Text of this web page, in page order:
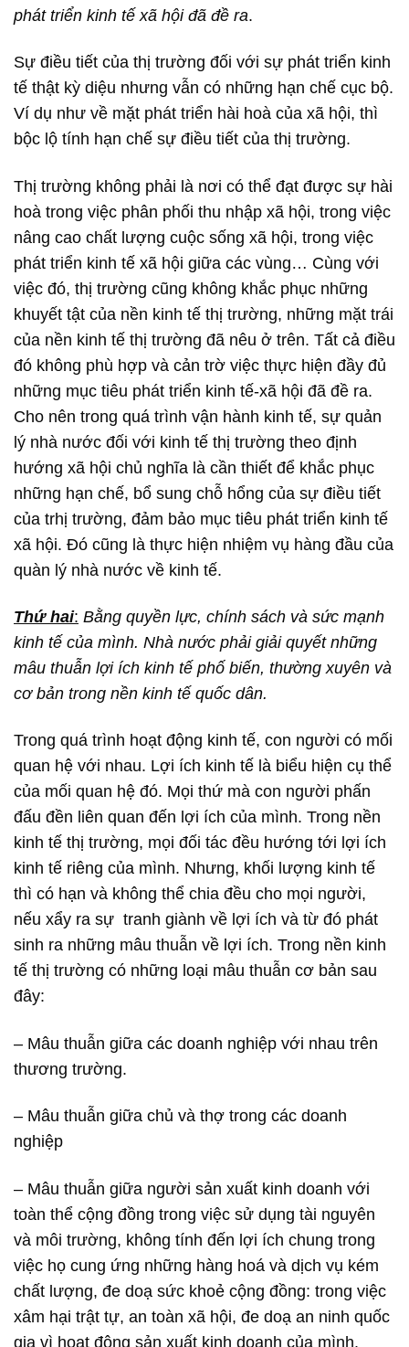
phát triển kinh tế xã hội đã đề ra.
Sự điều tiết của thị trường đối với sự phát triển kinh
tế thật kỳ diệu nhưng vẫn có những hạn chế cục bộ.
Ví dụ như về mặt phát triển hài hoà của xã hội, thì
bộc lộ tính hạn chế sự điều tiết của thị trường.
Thị trường không phải là nơi có thể đạt được sự hài
hoà trong việc phân phối thu nhập xã hội, trong việc
nâng cao chất lượng cuộc sống xã hội, trong việc
phát triển kinh tế xã hội giữa các vùng… Cùng với
việc đó, thị trường cũng không khắc phục những
khuyết tật của nền kinh tế thị trường, những mặt trái
của nền kinh tế thị trường đã nêu ở trên. Tất cả điều
đó không phù hợp và cản trờ việc thực hiện đầy đủ
những mục tiêu phát triển kinh tế-xã hội đã đề ra.
Cho nên trong quá trình vận hành kinh tế, sự quản
lý nhà nước đối với kinh tế thị trường theo định
hướng xã hội chủ nghĩa là cần thiết để khắc phục
những hạn chế, bổ sung chỗ hổng của sự điều tiết
của trhị trường, đảm bảo mục tiêu phát triển kinh tế
xã hội. Đó cũng là thực hiện nhiệm vụ hàng đầu của
quàn lý nhà nước về kinh tế.
Thứ hai: Bằng quyền lực, chính sách và sức mạnh
kinh tế của mình. Nhà nước phải giải quyết những
mâu thuẫn lợi ích kinh tế phố biến, thường xuyên và
cơ bản trong nền kinh tế quốc dân.
Trong quá trình hoạt động kinh tế, con người có mối
quan hệ với nhau. Lợi ích kinh tế là biểu hiện cụ thể
của mối quan hệ đó. Mọi thứ mà con người phấn
đấu đền liên quan đến lợi ích của mình. Trong nền
kinh tế thị trường, mọi đối tác đều hướng tới lợi ích
kinh tế riêng của mình. Nhưng, khối lượng kinh tế
thì có hạn và không thể chia đều cho mọi người,
nếu xẩy ra sự tranh giành về lợi ích và từ đó phát
sinh ra những mâu thuẫn về lợi ích. Trong nền kinh
tế thị trường có những loại mâu thuẫn cơ bản sau
đây:
– Mâu thuẫn giữa các doanh nghiệp với nhau trên
thương trường.
– Mâu thuẫn giữa chủ và thợ trong các doanh
nghiệp
– Mâu thuẫn giữa người sản xuất kinh doanh với
toàn thể cộng đồng trong việc sử dụng tài nguyên
và môi trường, không tính đến lợi ích chung trong
việc họ cung ứng những hàng hoá và dịch vụ kém
chất lượng, đe doạ sức khoẻ cộng đồng: trong việc
xâm hại trật tự, an toàn xã hội, đe doạ an ninh quốc
gia vì hoạt động sản xuất kinh doanh của mình.